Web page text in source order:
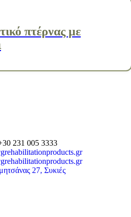
πτέρνας με
231 005 3333
27, Συκιές